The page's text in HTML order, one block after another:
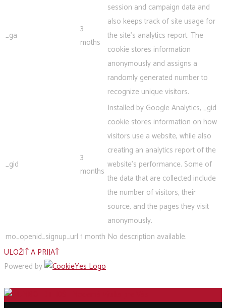
_ga
3
moths
session and campaign data and
also keeps track of site usage for
the site's analytics report. The
cookie stores information
anonymously and assigns a
randomly generated number to
recognize unique visitors.
_gid
3
months
Installed by Google Analytics, _gid
cookie stores information on how
visitors use a website, while also
creating an analytics report of the
website's performance. Some of
the data that are collected include
the number of visitors, their
source, and the pages they visit
anonymously.
mo_openid_signup_url 1 month No description available.
ULOŽIŤ A PRIJAŤ
Powered by